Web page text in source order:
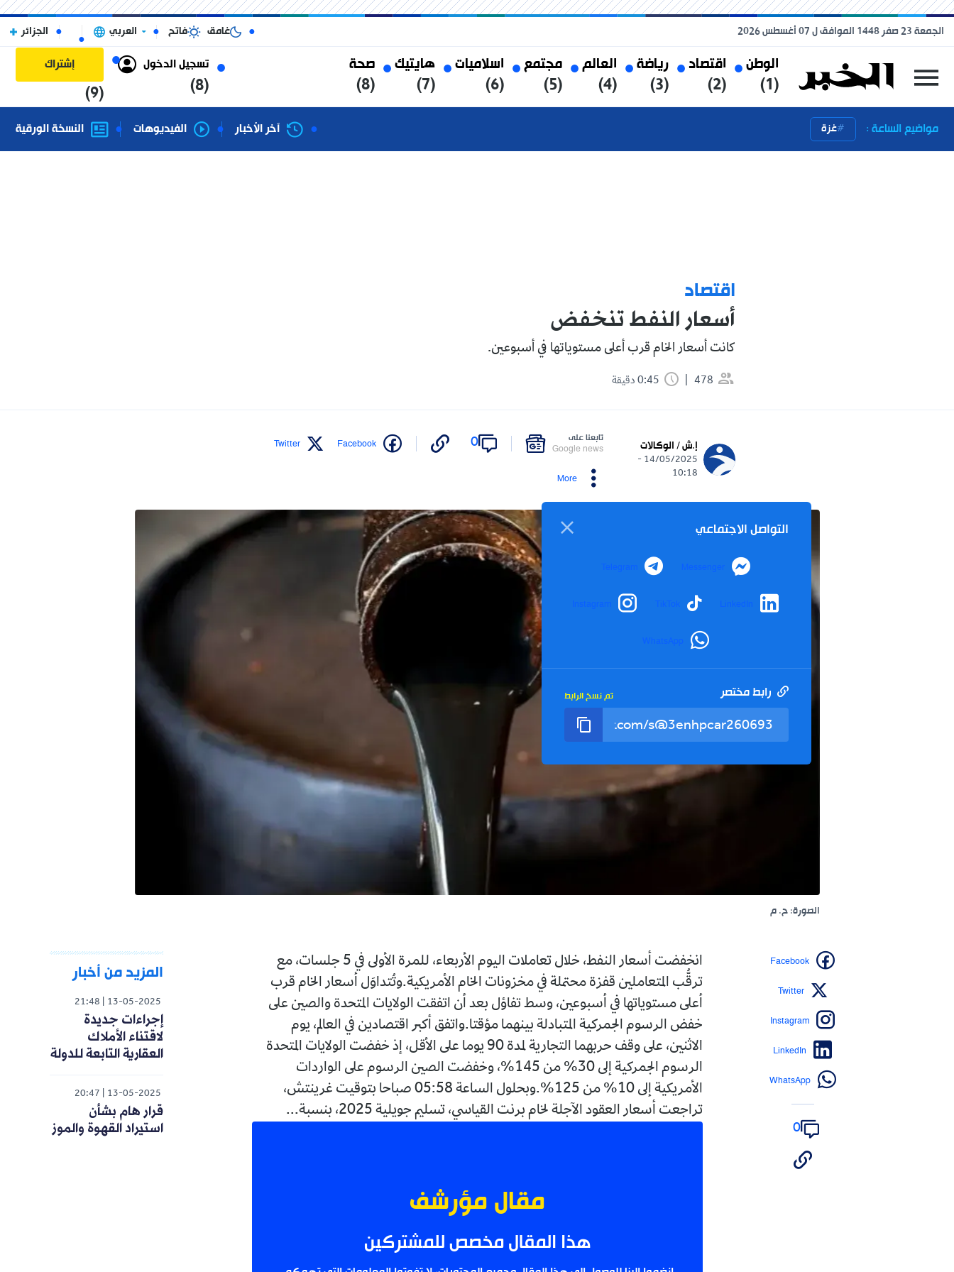
الوطن
(1)
اقتصاد
(2)
رياضة
(3)
العالم
(4)
مجتمع
(5)
اسلاميات
(6)
هايتيك
(7)
صحة
(8)
تسجيل الدخول
(8)
إشتراك
(9)
الجمعة 23 صفر 1448 الموافق ل 07 أغسطس 2026 غامق فاتح العربي الجزائر
مواضيع الساعة : غزة آخر الأخبار الفيديوهات النسخة الورقية
اقتصاد
أسعار النفط تنخفض
كانت أسعار الخام قرب أعلى مستوياتها في أسبوعين.
478
إ.ش / الوكالات
14/05/2025 -
10:18
تابعنا على
Google news
0
Facebook
Twitter
More
التواصل الاجتماعي
Messenger
Telegram
LinkedIn
TikTok
Instagram
WhatsApp
رابط مختصر تم نسخ الرابط
الصورة: ح. م
انخفضت أسعار النفط، خلال تعاملات اليوم الأربعاء، للمرة الأولى في 5 جلسات، مع
ترقُّب المتعاملين قفزة محتملة في مخزونات الخام الأمريكية.وتُتداوَل أسعار الخام قرب
أعلى مستوياتها في أسبوعين، وسط تفاؤل بعد أن اتفقت الولايات المتحدة والصين على
خفض الرسوم الجمركية المتبادلة بينهما مؤقتا.واتفق أكبر اقتصادين في العالم، يوم
الاثنين، على وقف حربهما التجارية لمدة 90 يوما على الأقل، إذ خفضت الولايات المتحدة
الرسوم الجمركية إلى 30% من 145%، وخفضت الصين الرسوم على الواردات
الأمريكية إلى 10% من 125%.وبحلول الساعة 05:58 صباحا بتوقيت غرينتش،
تراجعت أسعار العقود الآجلة لخام برنت القياسي، تسليم جويلية 2025، بنسبة...
مقال مؤرشف
هذا المقال مخصص للمشتركين
Facebook
Twitter
Instagram
LinkedIn
WhatsApp
0
المزيد من أخبار
13-05-2025
21:48
إجراءات جديدة
لاقتناء الأملاك
العقارية التابعة للدولة
13-05-2025
20:47
قرار هام بشأن
استيراد القهوة والموز